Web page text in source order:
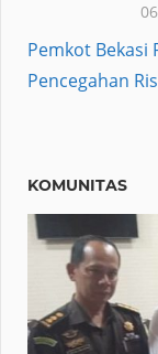
Pemkot Bekasi
Pencegahan
KOMUNITAS